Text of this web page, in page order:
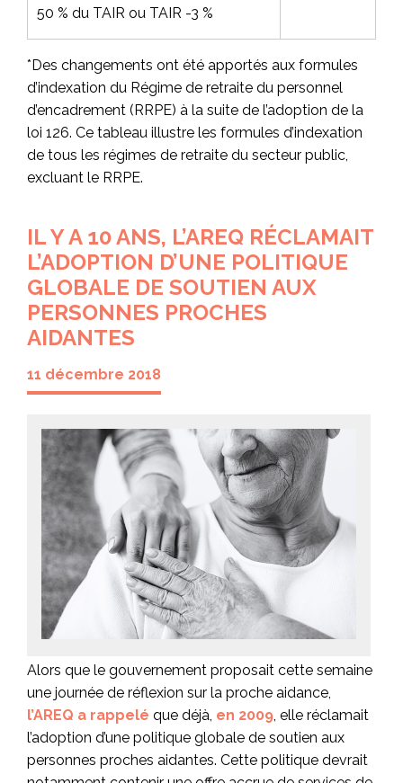
50 % du TAIR ou TAIR -3 %
*Des changements ont été apportés aux formules
d’indexation du Régime de retraite du personnel
d’encadrement (RRPE) à la suite de l’adoption de la
loi 126. Ce tableau illustre les formules d’indexation
de tous les régimes de retraite du secteur public,
excluant le RRPE.
IL Y A 10 ANS, L’AREQ RÉCLAMAIT
L’ADOPTION D’UNE POLITIQUE
GLOBALE DE SOUTIEN AUX
PERSONNES PROCHES
AIDANTES
11 décembre 2018
Alors que le gouvernement proposait cette semaine
une journée de réflexion sur la proche aidance,
l’AREQ a rappelé que déjà, en 2009, elle réclamait
l’adoption d’une politique globale de soutien aux
personnes proches aidantes. Cette politique devrait